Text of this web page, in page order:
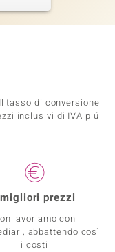
tasso di conversione
inclusivi di IVA piú
prezzi
lavoriamo con
abbattendo così
i costi